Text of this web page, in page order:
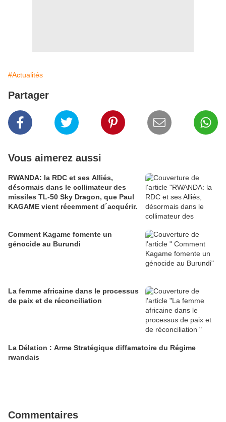
#Actualités
Partager
Vous aimerez aussi
RWANDA: la RDC et ses Alliés,
désormais dans le collimateur des
missiles TL-50 Sky Dragon, que Paul
KAGAME vient récemment d´acquérir.
Comment Kagame fomente un
génocide au Burundi
La femme africaine dans le processus
de paix et de réconciliation
La Délation : Arme Stratégique diffamatoire du Régime
rwandais
Commentaires